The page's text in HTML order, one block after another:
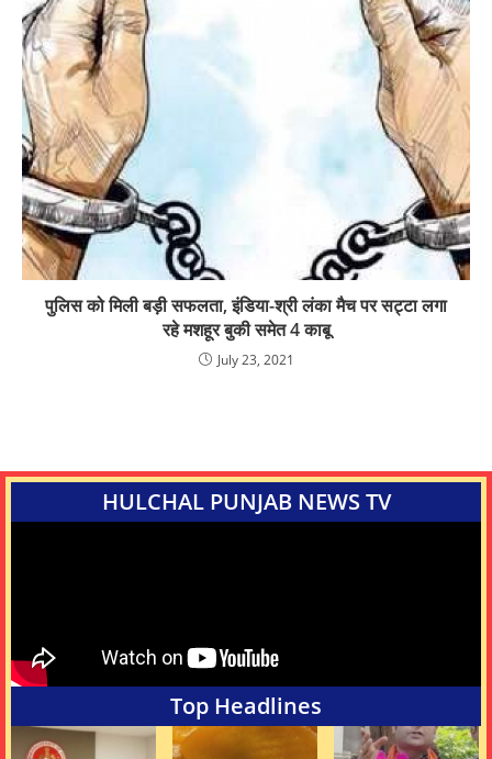
पुलिस को मिली बड़ी सफलता, इंडिया-श्री लंका मैच पर सट्टा लगा
रहे मशहूर बुकी समेत 4 काबू
July 23, 2021
HULCHAL PUNJAB NEWS TV
Top Headlines